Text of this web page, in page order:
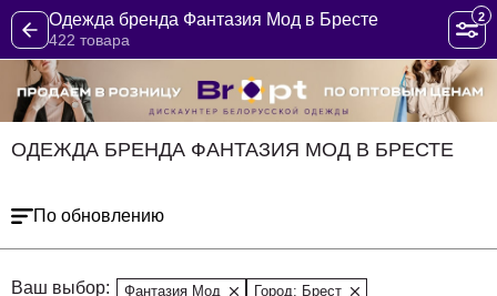
Одежда бренда Фантазия Мод в Бресте
422 товара
2
ОДЕЖДА БРЕНДА ФАНТАЗИЯ МОД В БРЕСТЕ
По обновлению
Ваш выбор: Фантазия Мод
Город: Брест